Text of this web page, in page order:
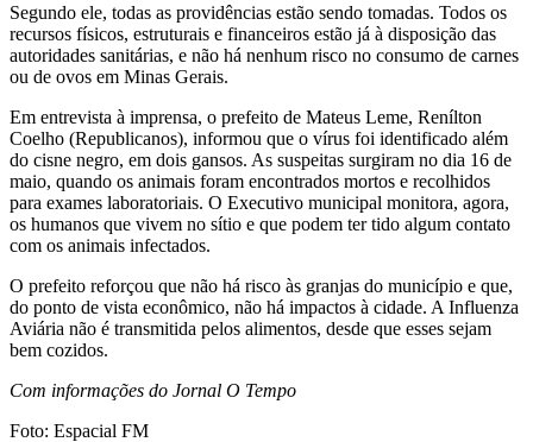
Segundo ele, todas as providências estão sendo tomadas. Todos os
recursos físicos, estruturais e financeiros estão já à disposição das
autoridades sanitárias, e não há nenhum risco no consumo de carnes
ou de ovos em Minas Gerais.
Em entrevista à imprensa, o prefeito de Mateus Leme, Renílton
Coelho (Republicanos), informou que o vírus foi identificado além
do cisne negro, em dois gansos. As suspeitas surgiram no dia 16 de
maio, quando os animais foram encontrados mortos e recolhidos
para exames laboratoriais. O Executivo municipal monitora, agora,
os humanos que vivem no sítio e que podem ter tido algum contato
com os animais infectados.
O prefeito reforçou que não há risco às granjas do município e que,
do ponto de vista econômico, não há impactos à cidade. A Influenza
Aviária não é transmitida pelos alimentos, desde que esses sejam
bem cozidos.
Com informações do Jornal O Tempo
Foto: Espacial FM